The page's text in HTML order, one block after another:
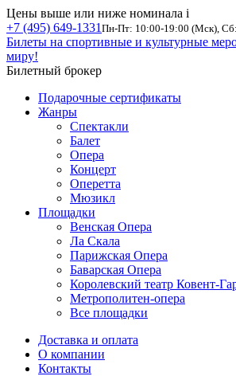
Цены выше или ниже номинала i
+7 (495) 649-1331 Пн-Пт: 10:00-19:00 (Мск),
Билеты на спортивные и культурные
миру!
Билетный брокер
Подарочные сертификаты
Жанры
Спектакли
Балет
Опера
Концерт
Оперетта
Мюзикл
Площадки
Венская Опера
Ла Скала
Парижская Опера
Баварская Опера
Королевский театр Ковент-
Метрополитен-опера
Все площадки
Доставка и оплата
О компании
Контакты